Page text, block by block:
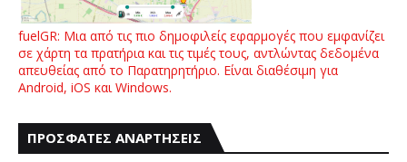
fuelGR: Μια από τις πιο δημοφιλείς εφαρμογές που εμφανίζει
σε χάρτη τα πρατήρια και τις τιμές τους, αντλώντας δεδομένα
απευθείας από το Παρατηρητήριο. Είναι διαθέσιμη για
Android, iOS και Windows.
ΠΡΟΣΦΑΤΕΣ ΑΝΑΡΤΗΣΕΙΣ